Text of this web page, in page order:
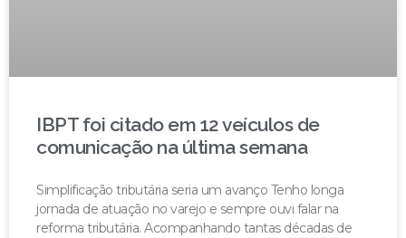
IBPT foi citado em 12 veículos de
comunicação na última semana
Simplificação tributária seria um avanço Tenho longa
jornada de atuação no varejo e sempre ouvi falar na
reforma tributária. Acompanhando tantas décadas de